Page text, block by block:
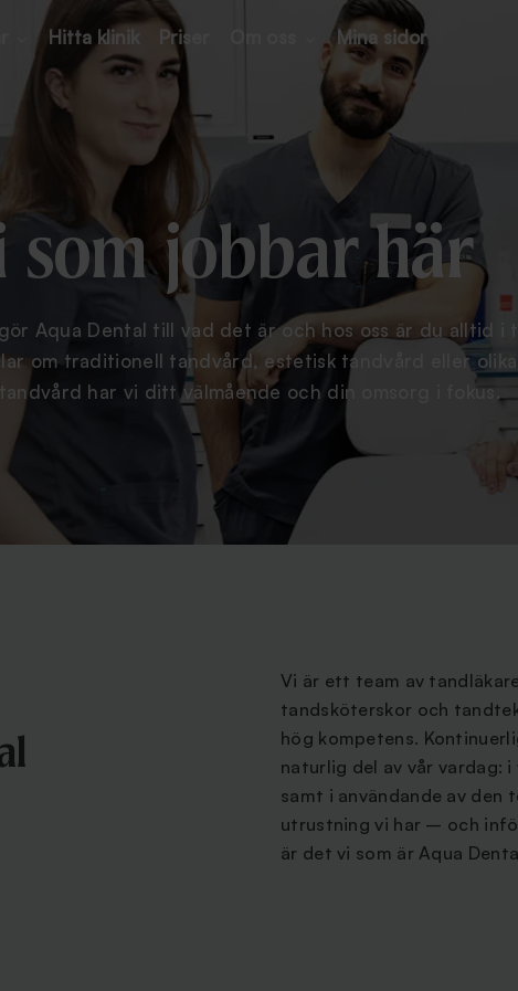
Hitta klinik Priser Mina sidor
som jobbar här
gör Aqua Dental till vad det är och hos oss är du alltid i
om traditionell tandvård, estetisk tandvård eller
har vi ditt välmående och din omsorg i fokus.
Vi är ett team av
tandsköterskor och
hög kompetens.
naturlig del av vår vardag:
samt i användande av den
utrustning vi har – och
är det vi som är Aqua